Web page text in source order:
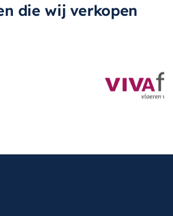
die wij verkopen